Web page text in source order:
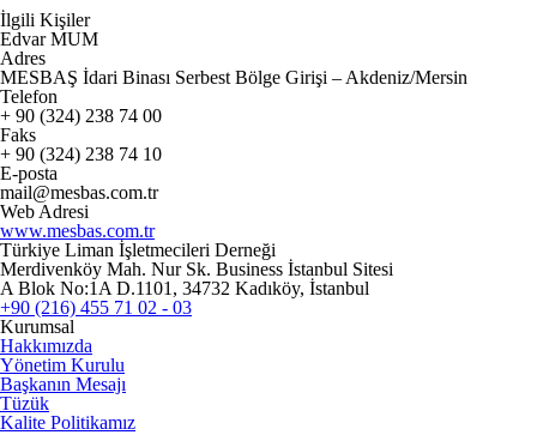
İlgili Kişiler
Edvar MUM
Adres
MESBAŞ İdari Binası Serbest Bölge Girişi – Akdeniz/Mersin
Telefon
+ 90 (324) 238 74 00
Faks
+ 90 (324) 238 74 10
E-posta
mail@mesbas.com.tr
Web Adresi
www.mesbas.com.tr
Türkiye Liman İşletmecileri Derneği
Merdivenköy Mah. Nur Sk. Business İstanbul Sitesi
A Blok No:1A D.1101, 34732 Kadıköy, İstanbul
+90 (216) 455 71 02 - 03
Kurumsal
Hakkımızda
Yönetim Kurulu
Başkanın Mesajı
Tüzük
Kalite Politikamız